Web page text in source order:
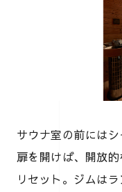
サウナ室の前には
扉を開けば、開放
リセット。ジムは